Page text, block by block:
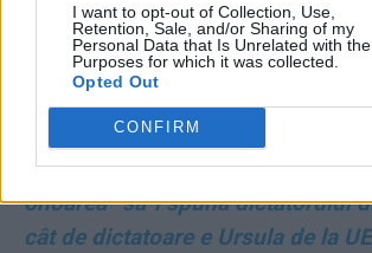
I want to opt-out of Collection, Use,
Retention, Sale, and/or Sharing of my
Personal Data that Is Unrelated with the
Purposes for which it was collected.
Opted Out
CONFIRM
Ziua în care Simion și-a scris în
”Sluga Moscovei”. A refuzat să
agresorul: Rusia
*Deputatul Mihail Neamțu (AUR)
onoarea” să-i spună dictatorului
cât de dictatoare e Ursula de la